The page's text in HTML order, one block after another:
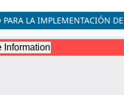
PARA LA IMPLEMENTACIÓN